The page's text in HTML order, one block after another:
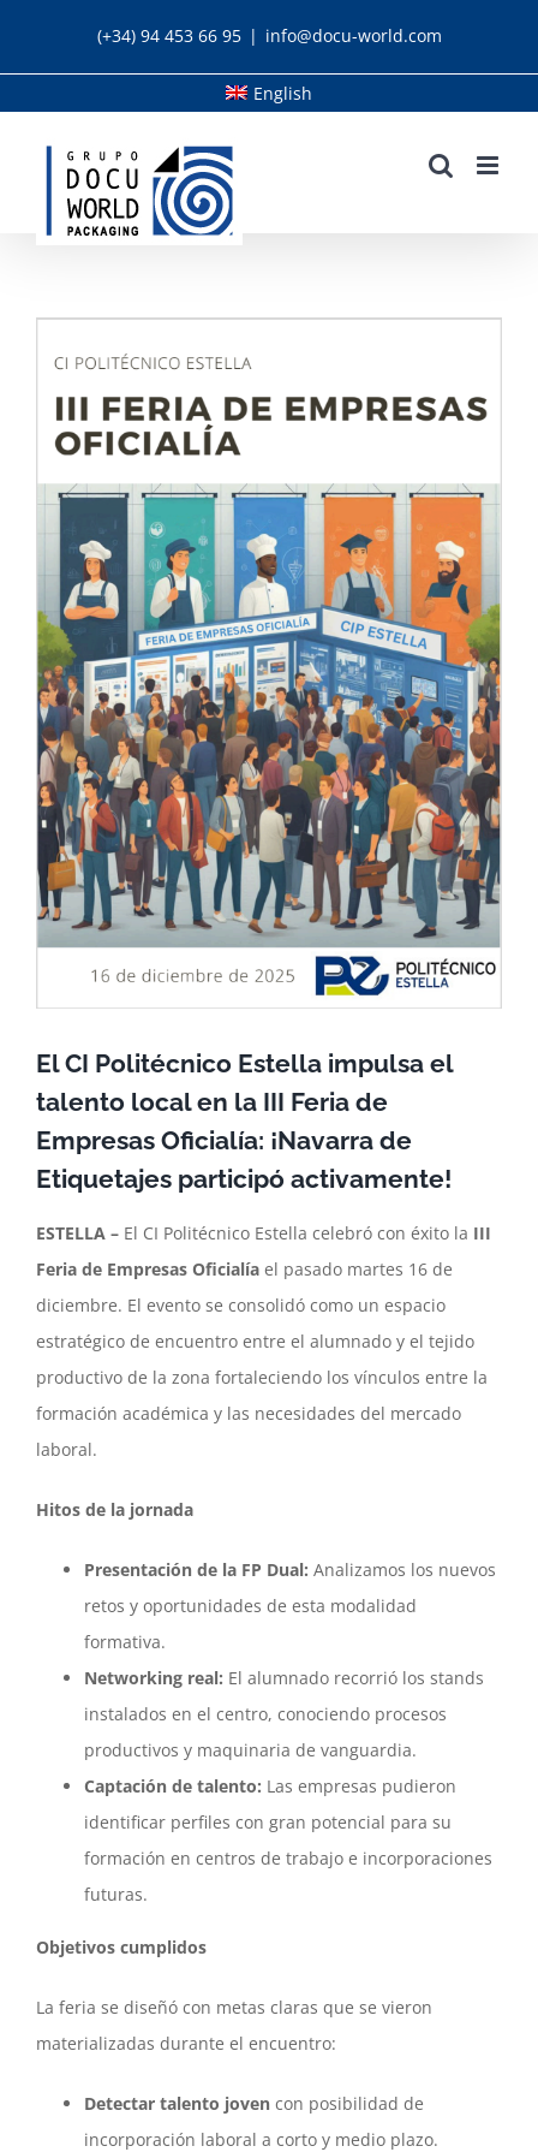
(+34) 94 453 66 95 | info@docu-world.com
English
El CI Politécnico Estella impulsa el
talento local en la III Feria de
Empresas Oficialía: ¡Navarra de
Etiquetajes participó activamente!
ESTELLA – El CI Politécnico Estella celebró con éxito la III
Feria de Empresas Oficialía el pasado martes 16 de
diciembre. El evento se consolidó como un espacio
estratégico de encuentro entre el alumnado y el tejido
productivo de la zona fortaleciendo los vínculos entre la
formación académica y las necesidades del mercado
laboral.
Hitos de la jornada
Presentación de la FP Dual: Analizamos los nuevos
retos y oportunidades de esta modalidad
formativa.
Networking real: El alumnado recorrió los stands
instalados en el centro, conociendo procesos
productivos y maquinaria de vanguardia.
Captación de talento: Las empresas pudieron
identificar perfiles con gran potencial para su
formación en centros de trabajo e incorporaciones
futuras.
Objetivos cumplidos
La feria se diseñó con metas claras que se vieron
materializadas durante el encuentro:
Detectar talento joven con posibilidad de
incorporación laboral a corto y medio plazo.